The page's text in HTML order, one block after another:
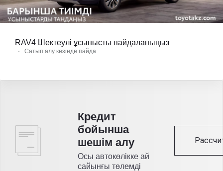
RAV4 Шектеулі ұсынысты пайдаланыңыз
· Сатып алу кезінде пайда
Кредит
бойынша
шешім алу
Осы автокөлікке ай
сайынғы төлемді